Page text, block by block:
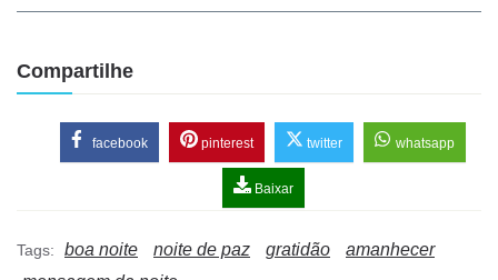
Compartilhe
facebook pinterest twitter whatsapp
Baixar
Tags: boa noite noite de paz gratidão
amanhecer